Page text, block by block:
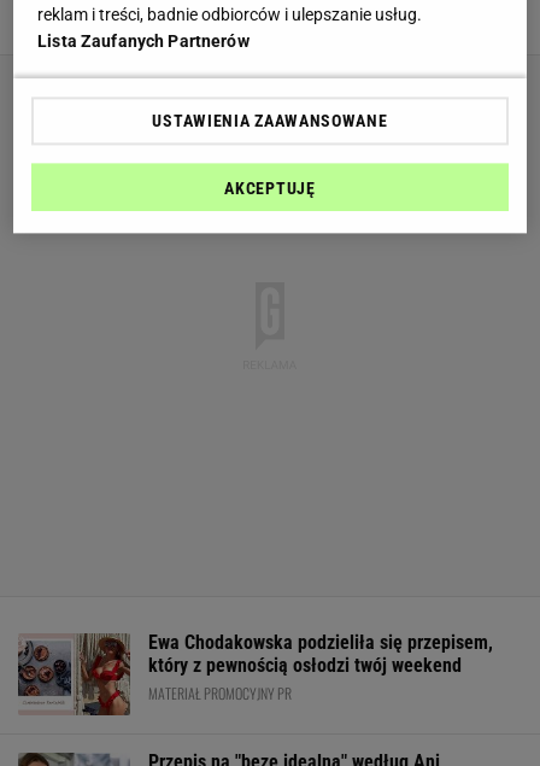
MATERIAŁ PROMOCYJNY PR
Ewa Chodakowska podzieliła się przepisem,
który z pewnością osłodzi twój weekend
MATERIAŁ PROMOCYJNY PR
reklam i treści, badnie odbiorców i ulepszanie usług.
Lista Zaufanych Partnerów
USTAWIENIA ZAAWANSOWANE
AKCEPTUJĘ